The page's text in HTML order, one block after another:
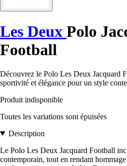
Les Deux Polo
Football
Découvrez le Polo Les Deux Jacquard
sportivité et élégance pour un style
Produit indisponible
Toutes les variations sont épuisées
Description
Le Polo Les Deux Jacquard Football
contemporain, tout en rendant